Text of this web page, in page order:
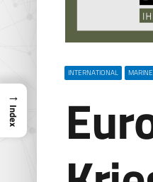
INTERNATIONAL MARINE
→
Index